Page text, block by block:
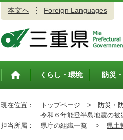
本文へ Foreign Languages
トップペ
くらし・環境 防災
現在位置： トップページ > 防災・
令和６年能登半島地震の被
担当所属：
県庁の組織一覧 > 県土